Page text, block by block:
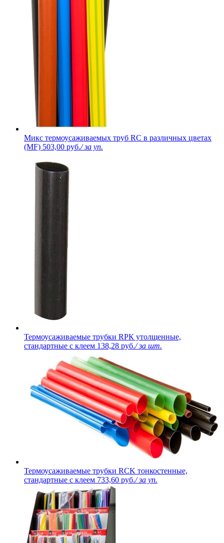
Микс термоусаживаемых труб RC в различных цветах
(MF) 503,00 руб./ за уп.
Термоусаживаемые трубки RPК утолщенные,
стандартные с клеем 138,28 руб./ за шт.
Термоусаживаемые трубки RCK тонкостенные,
стандартные с клеем 733,60 руб./ за уп.